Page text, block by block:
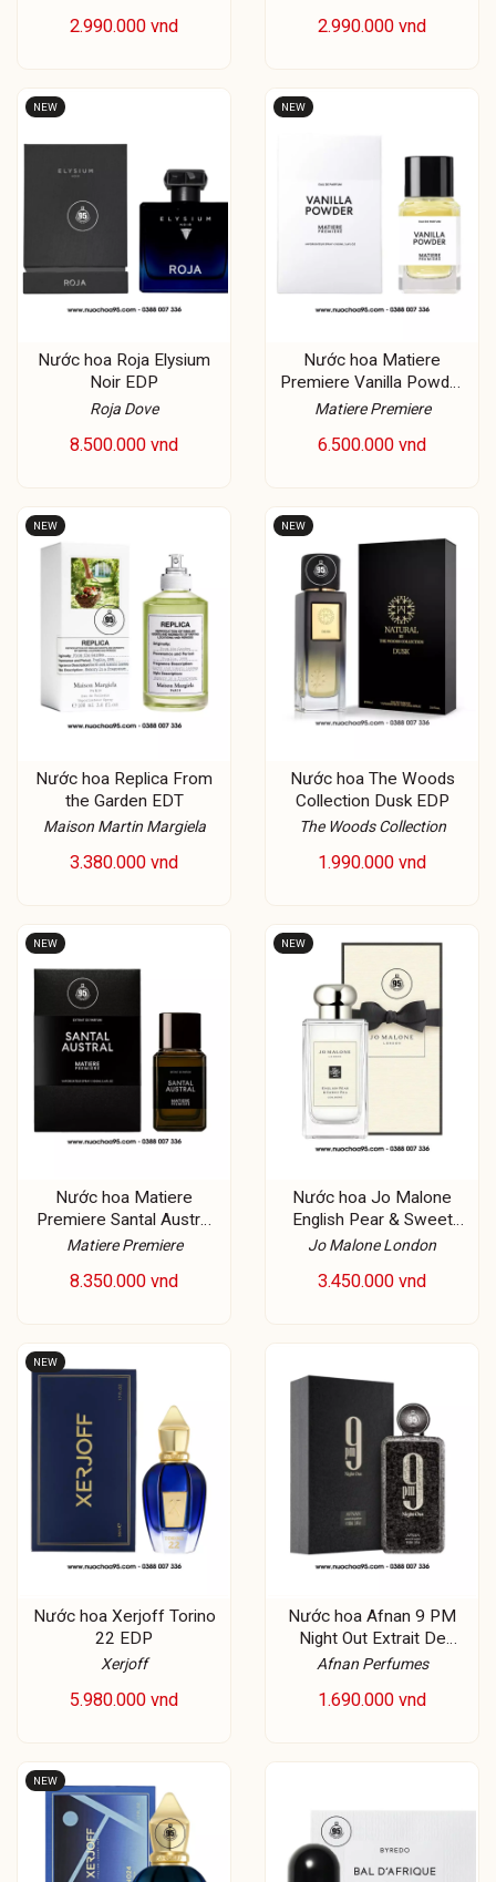
2.990.000 vnd 2.990.000 vnd
NEW
Nước hoa Roja Elysium
Noir EDP
Roja Dove
8.500.000 vnd
NEW
Nước hoa Matiere
Premiere Vanilla Powder
EDP
Matiere Premiere
6.500.000 vnd
NEW
Nước hoa Replica From
the Garden EDT
Maison Martin Margiela
3.380.000 vnd
NEW
Nước hoa The Woods
Collection Dusk EDP
The Woods Collection
1.990.000 vnd
NEW
Nước hoa Matiere
Premiere Santal Austral
Extrait de Parfum
Matiere Premiere
8.350.000 vnd
NEW
Nước hoa Jo Malone
English Pear & Sweet
Pea Cologne
Jo Malone London
3.450.000 vnd
NEW
Nước hoa Xerjoff Torino
22 EDP
Xerjoff
5.980.000 vnd
Nước hoa Afnan 9 PM
Night Out Extrait De
Parfum
Afnan Perfumes
1.690.000 vnd
NEW